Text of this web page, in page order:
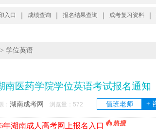
入口 成绩查询 报名结果查询 成考复习资料
> 学位英语
南医药学院学位英语考试报名通知
： 湖南成考网 浏览量： 572 值班老师 +
年湖南成人高考网上报名入口